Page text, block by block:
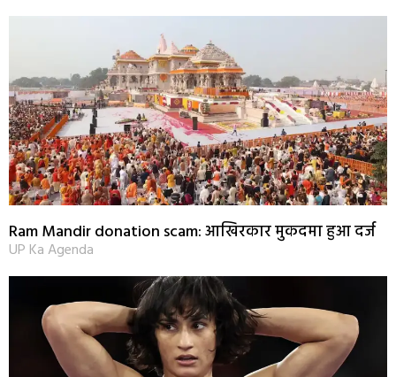
Ram Mandir donation scam: आखिरकार मुकदमा हुआ दर्ज
UP Ka Agenda